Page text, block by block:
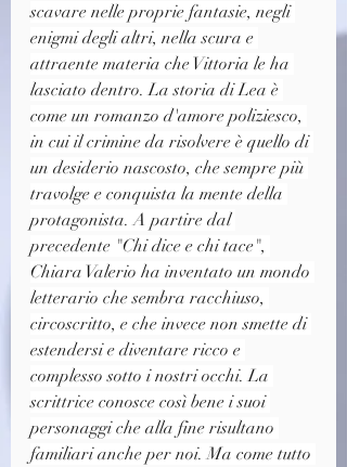
scavare nelle proprie fantasie, negli
enigmi degli altri, nella scura e
attraente materia che Vittoria le ha
lasciato dentro. La storia di Lea è
come un romanzo d'amore poliziesco,
in cui il crimine da risolvere è quello di
un desiderio nascosto, che sempre più
travolge e conquista la mente della
protagonista. A partire dal
precedente "Chi dice e chi tace",
Chiara Valerio ha inventato un mondo
letterario che sembra racchiuso,
circoscritto, e che invece non smette di
estendersi e diventare ricco e
complesso sotto i nostri occhi. La
scrittrice conosce così bene i suoi
personaggi che alla fine risultano
familiari anche per noi. Ma come tutto